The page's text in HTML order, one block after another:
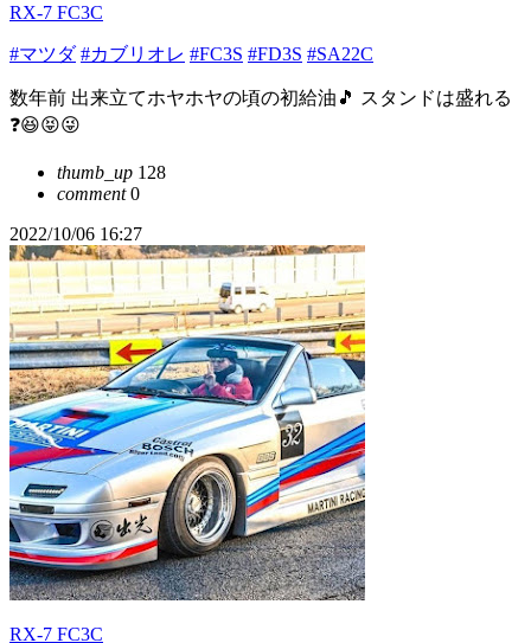
RX-7 FC3C
#マツダ #カブリオレ #FC3S #FD3S #SA22C
数年前 出来立てホヤホヤの頃の初給油🎵 スタンドは盛れる
❓️😆😝😜
thumb_up 128
comment0
2022/10/06 16:27
RX-7 FC3C